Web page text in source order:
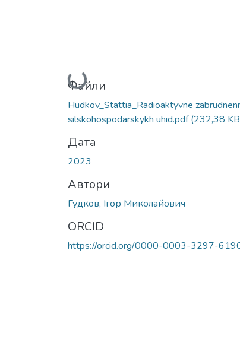
Вантажиться...
Файли
Hudkov_Stattia_Radioaktyvne
silskohospodarskykh uhid.pdf(232,38
Дата
2023
Автори
Гудков, Ігор Миколайович
ORCID
https://orcid.org/0000-0003-3297-